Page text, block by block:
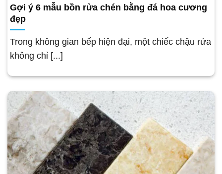
Gợi ý 6 mẫu bồn rửa chén bằng đá hoa cương
đẹp
Trong không gian bếp hiện đại, một chiếc chậu rửa
không chỉ [...]